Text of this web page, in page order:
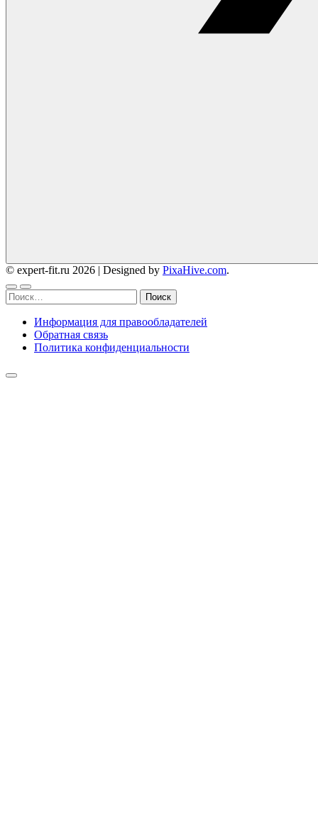
© expert-fit.ru 2026 | Designed by PixaHive.com.
Найти:
Информация для правообладателей
Обратная связь
Политика конфиденциальности